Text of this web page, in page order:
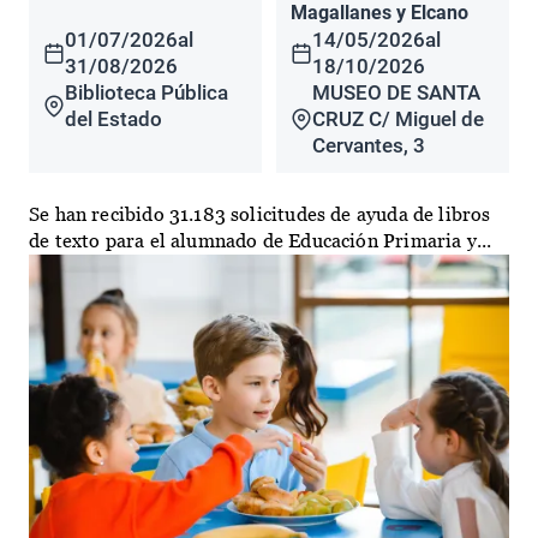
01/07/2026al
31/08/2026
Biblioteca Pública
del Estado
Magallanes y Elcano
14/05/2026al
18/10/2026
MUSEO DE SANTA
CRUZ C/ Miguel de
Cervantes, 3
Se han recibido 31.183 solicitudes de ayuda de libros
de texto para el alumnado de Educación Primaria y...